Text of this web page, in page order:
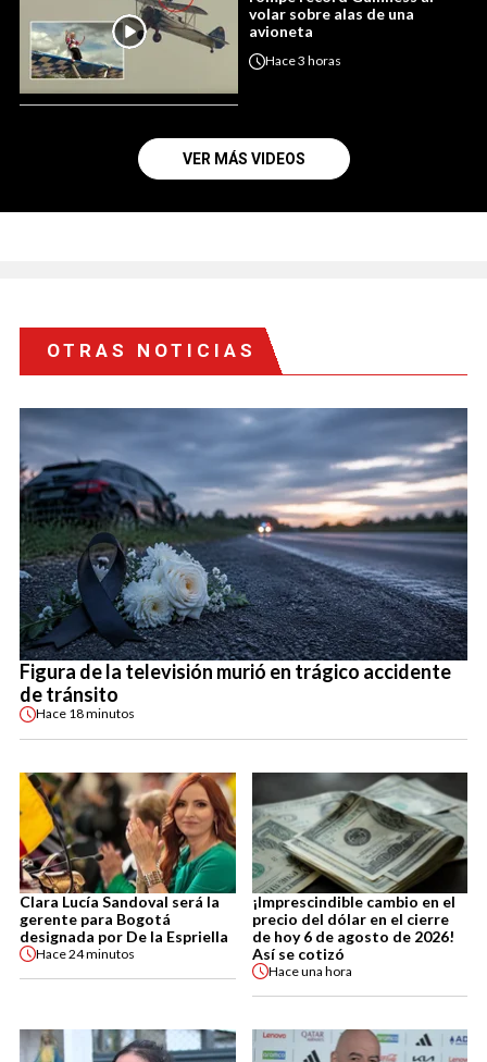
volar sobre alas de una
avioneta
Hace3 horas
VER MÁS VIDEOS
OTRAS NOTICIAS
Figura de la televisión murió en trágico accidente
de tránsito
Hace 18 minutos
Clara Lucía Sandoval será la
gerente para Bogotá
designada por De la Espriella
Hace24 minutos
¡Imprescindible cambio en el
precio del dólar en el cierre
de hoy 6 de agosto de 2026!
Así se cotizó
Haceuna hora